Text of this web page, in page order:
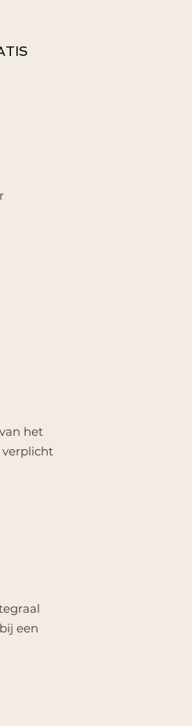
het
verplicht
een